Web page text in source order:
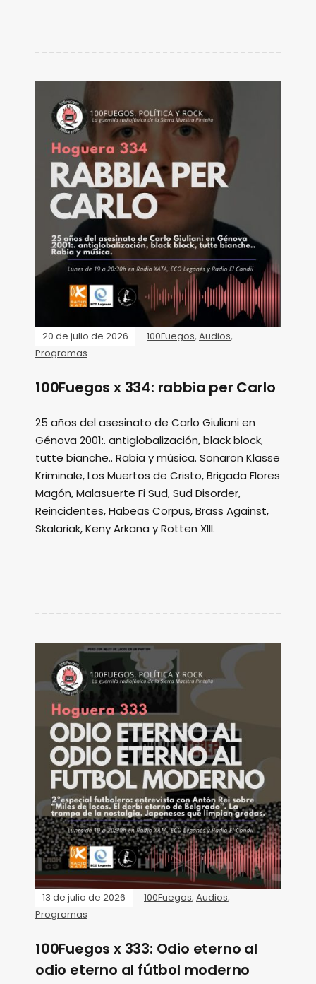
20 de julio de 2026 100Fuegos, Audios,
Programas
100Fuegos x 334: rabbia per Carlo
25 años del asesinato de Carlo Giuliani en
Génova 2001:. antiglobalización, black block,
tutte bianche.. Rabia y música. Sonaron Klasse
Kriminale, Los Muertos de Cristo, Brigada Flores
Magón, Malasuerte Fi Sud, Sud Disorder,
Reincidentes, Habeas Corpus, Brass Against,
Skalariak, Keny Arkana y Rotten XIII.
13 de julio de 2026 100Fuegos, Audios,
Programas
100Fuegos x 333: Odio eterno al
odio eterno al fútbol moderno